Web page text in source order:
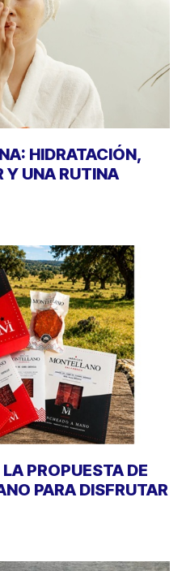
HIDRATACIÓN,
UNA RUTINA
PROPUESTA DE
PARA DISFRUTAR